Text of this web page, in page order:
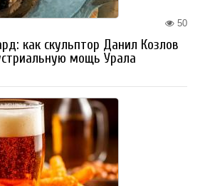
50
как скульптор Данил Козлов
мощь Урала